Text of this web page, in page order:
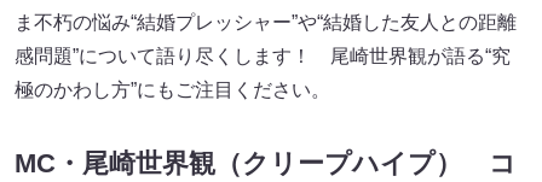
ま不朽の悩み“結婚プレッシャー”や“結婚した友人との距離
感問題”について語り尽くします！ 尾崎世界観が語る“究
極のかわし方”にもご注目ください。
MC・尾崎世界観（クリープハイプ） コ